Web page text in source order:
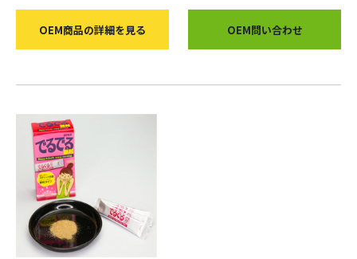
OEM商品の詳細を見る OEM問い合わせ